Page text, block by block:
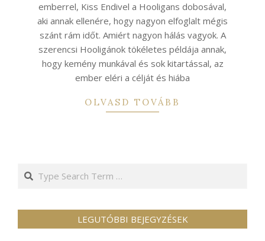
emberrel, Kiss Endivel a Hooligans dobosával,
aki annak ellenére, hogy nagyon elfoglalt mégis
szánt rám időt. Amiért nagyon hálás vagyok. A
szerencsi Hooligánok tökéletes példája annak,
hogy kemény munkával és sok kitartással, az
ember eléri a célját és hiába
OLVASD TOVÁBB
Search
LEGUTÓBBI BEJEGYZÉSEK